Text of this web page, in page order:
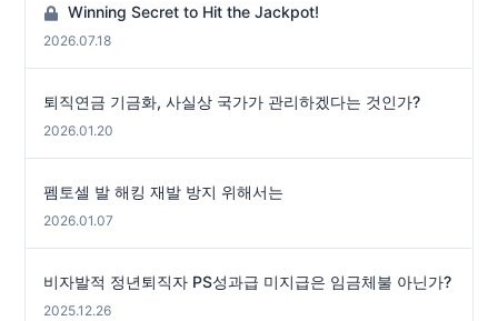
Winning Secret to Hit the Jackpot!
2026.07.18
퇴직연금 기금화, 사실상 국가가 관리하겠다는 것인가?
2026.01.20
펨토셀 발 해킹 재발 방지 위해서는
2026.01.07
비자발적 정년퇴직자 PS성과급 미지급은 임금체불 아닌가?
2025.12.26